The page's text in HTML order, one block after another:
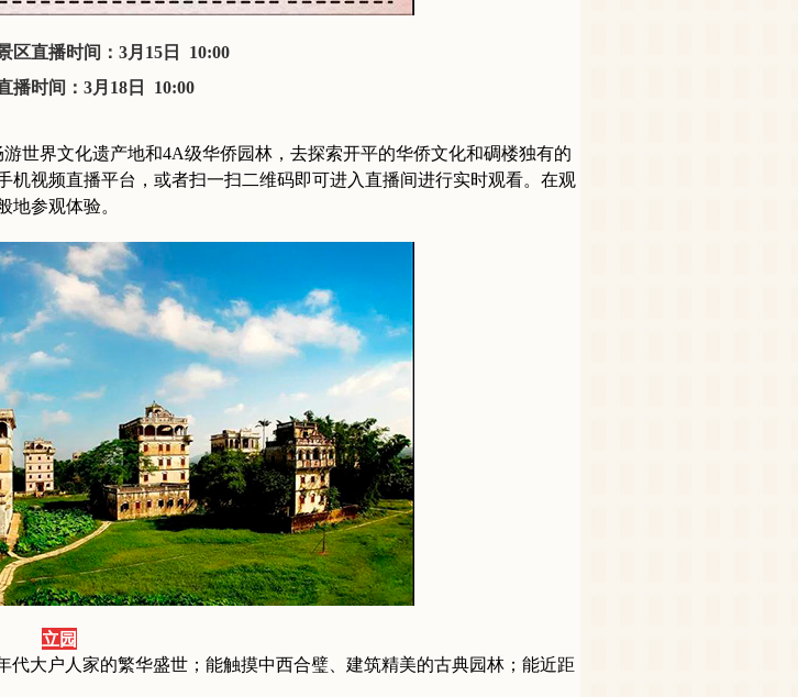
区直播时间：3月15日 10:00
播时间：3月18日 10:00
世界文化遗产地和4A级华侨园林，去探索开平的华侨文化和碉楼独有的
视频直播平台，或者扫一扫二维码即可进入直播间进行实时观看。在观
地参观体验。
立园
大户人家的繁华盛世；能触摸中西合璧、建筑精美的古典园林；能近距